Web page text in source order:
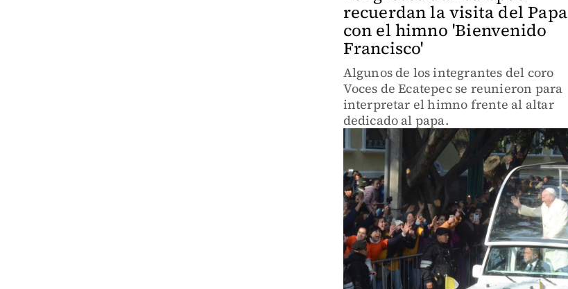
recuerdan la visita del Papa
con el himno 'Bienvenido
Francisco'
Algunos de los integrantes del coro
Voces de Ecatepec se reunieron para
interpretar el himno frente al altar
dedicado al papa.